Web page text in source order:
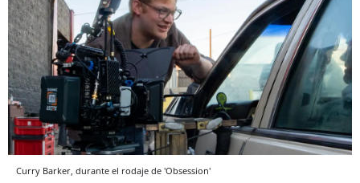
Curry Barker, durante el rodaje de 'Obsession'